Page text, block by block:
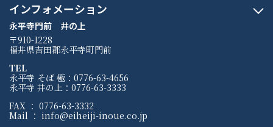
インフォメーション
永平寺門前 井の上
〒910-1228
福井県吉田郡永平寺町門前
TEL
永平寺 そば 極：0776-63-4656
永平寺 井の上：0776-63-3333
FAX ： 0776-63-3332
Mail ： info@eiheiji-inoue.co.jp